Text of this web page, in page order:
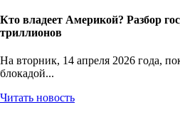
Кто владеет Америкой? Разбор
триллионов
На вторник, 14 апреля 2026 года,
блокадой...
Читать новость